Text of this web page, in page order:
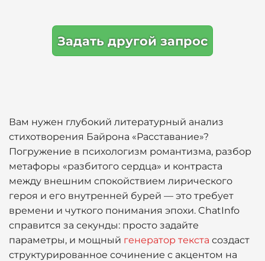
Задать другой запрос
Вам нужен глубокий литературный анализ
стихотворения Байрона «Расставание»?
Погружение в психологизм романтизма, разбор
метафоры «разбитого сердца» и контраста
между внешним спокойствием лирического
героя и его внутренней бурей — это требует
времени и чуткого понимания эпохи. ChatInfo
справится за секунды: просто задайте
параметры, и мощный генератор текста создаст
структурированное сочинение с акцентом на